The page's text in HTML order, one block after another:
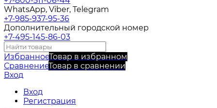
WhatsApp, Viber, Telegram
+7-985-937-95-36
Дополнительный городской номер
+7-495-145-86-03
ИзбранноеТовар в избранном
СравнениеТовар в сравнении
Вход
Вход
Регистрация